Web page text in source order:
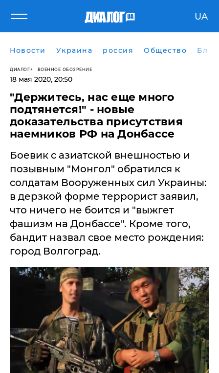
UA
Новости Украина россия Общество
ДИАЛОГ ВОЕННОЕ ОБОЗРЕНИЕ
18 мая 2020, 20:50
"Держитесь, нас еще много
подтянется!" - новые
доказательства присутствия
наемников РФ на Донбассе
Боевик с азиатской внешностью и
позывным "Монгол" обратился к
солдатам Вооруженных сил Украины:
в дерзкой форме террорист заявил,
что ничего не боится и "выжгет
фашизм на Донбассе". Кроме того,
бандит назвал свое место рождения:
город Волгоград.